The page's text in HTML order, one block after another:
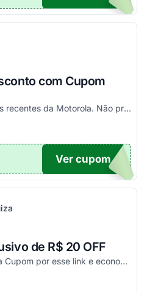
com Cupom
Consulte as promoções mais recentes da Motorola. Não precisa de cupom, descontos já aplicados no site.
TICO
Ver cupom
de R$ 20 OFF
Compre no Magazine Agora Cupom por esse link e economize R$ 20 na compra de produtos acima de R$ 999 vendidos e entregues por Magazine Luiza. Economize!